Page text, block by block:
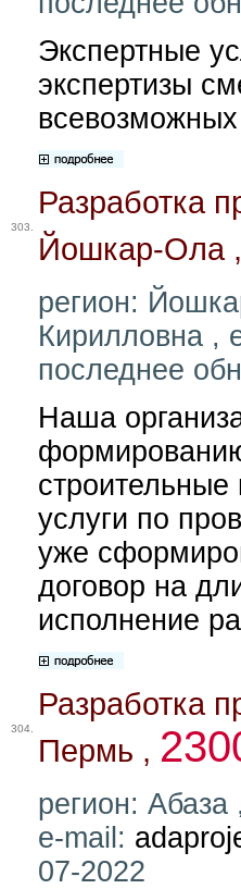
Экспертные
экспертизы
303.
Разработка
Йошкар-Ола
регион:
Кирилловна ,
последнее
Наша
услуги по
уже
договор на
исполнение
304.
Разработка
Пермь ,
регион:
e-mail:
07-2022